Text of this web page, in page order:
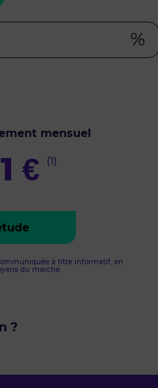
%
mensuel
€ (1)
à titre informatif, en
du marché.
?